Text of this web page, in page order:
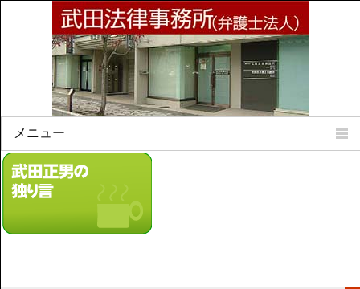
メニュー
Home
所属弁護士
法律相談案内